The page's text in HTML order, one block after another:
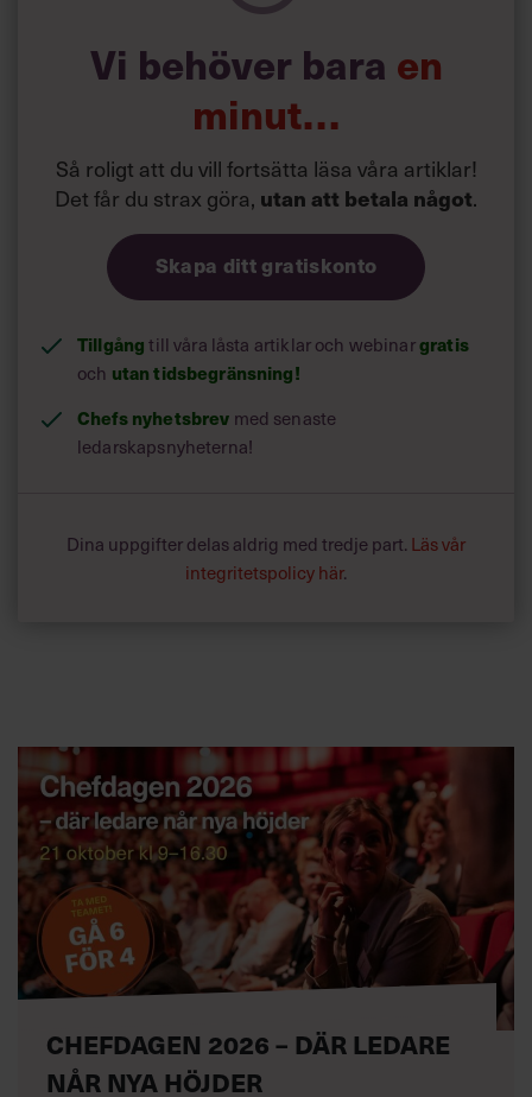
Vi behöver bara en
minut…
Så roligt att du vill fortsätta läsa våra artiklar!
Det får du strax göra, utan att betala något.
Skapa ditt gratiskonto
Tillgångtill våra låsta artiklar och webinargratis
och utan tidsbegränsning!
Chefs nyhetsbrev med senaste
ledarskapsnyheterna!
Dina uppgifter delas aldrig med tredje part. Läs vår
integritetspolicy här.
CHEFDAGEN 2026 – DÄR LEDARE
NÅR NYA HÖJDER